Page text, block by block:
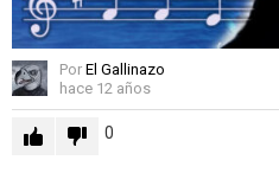
Por El Gallinazo
hace 12 años
0